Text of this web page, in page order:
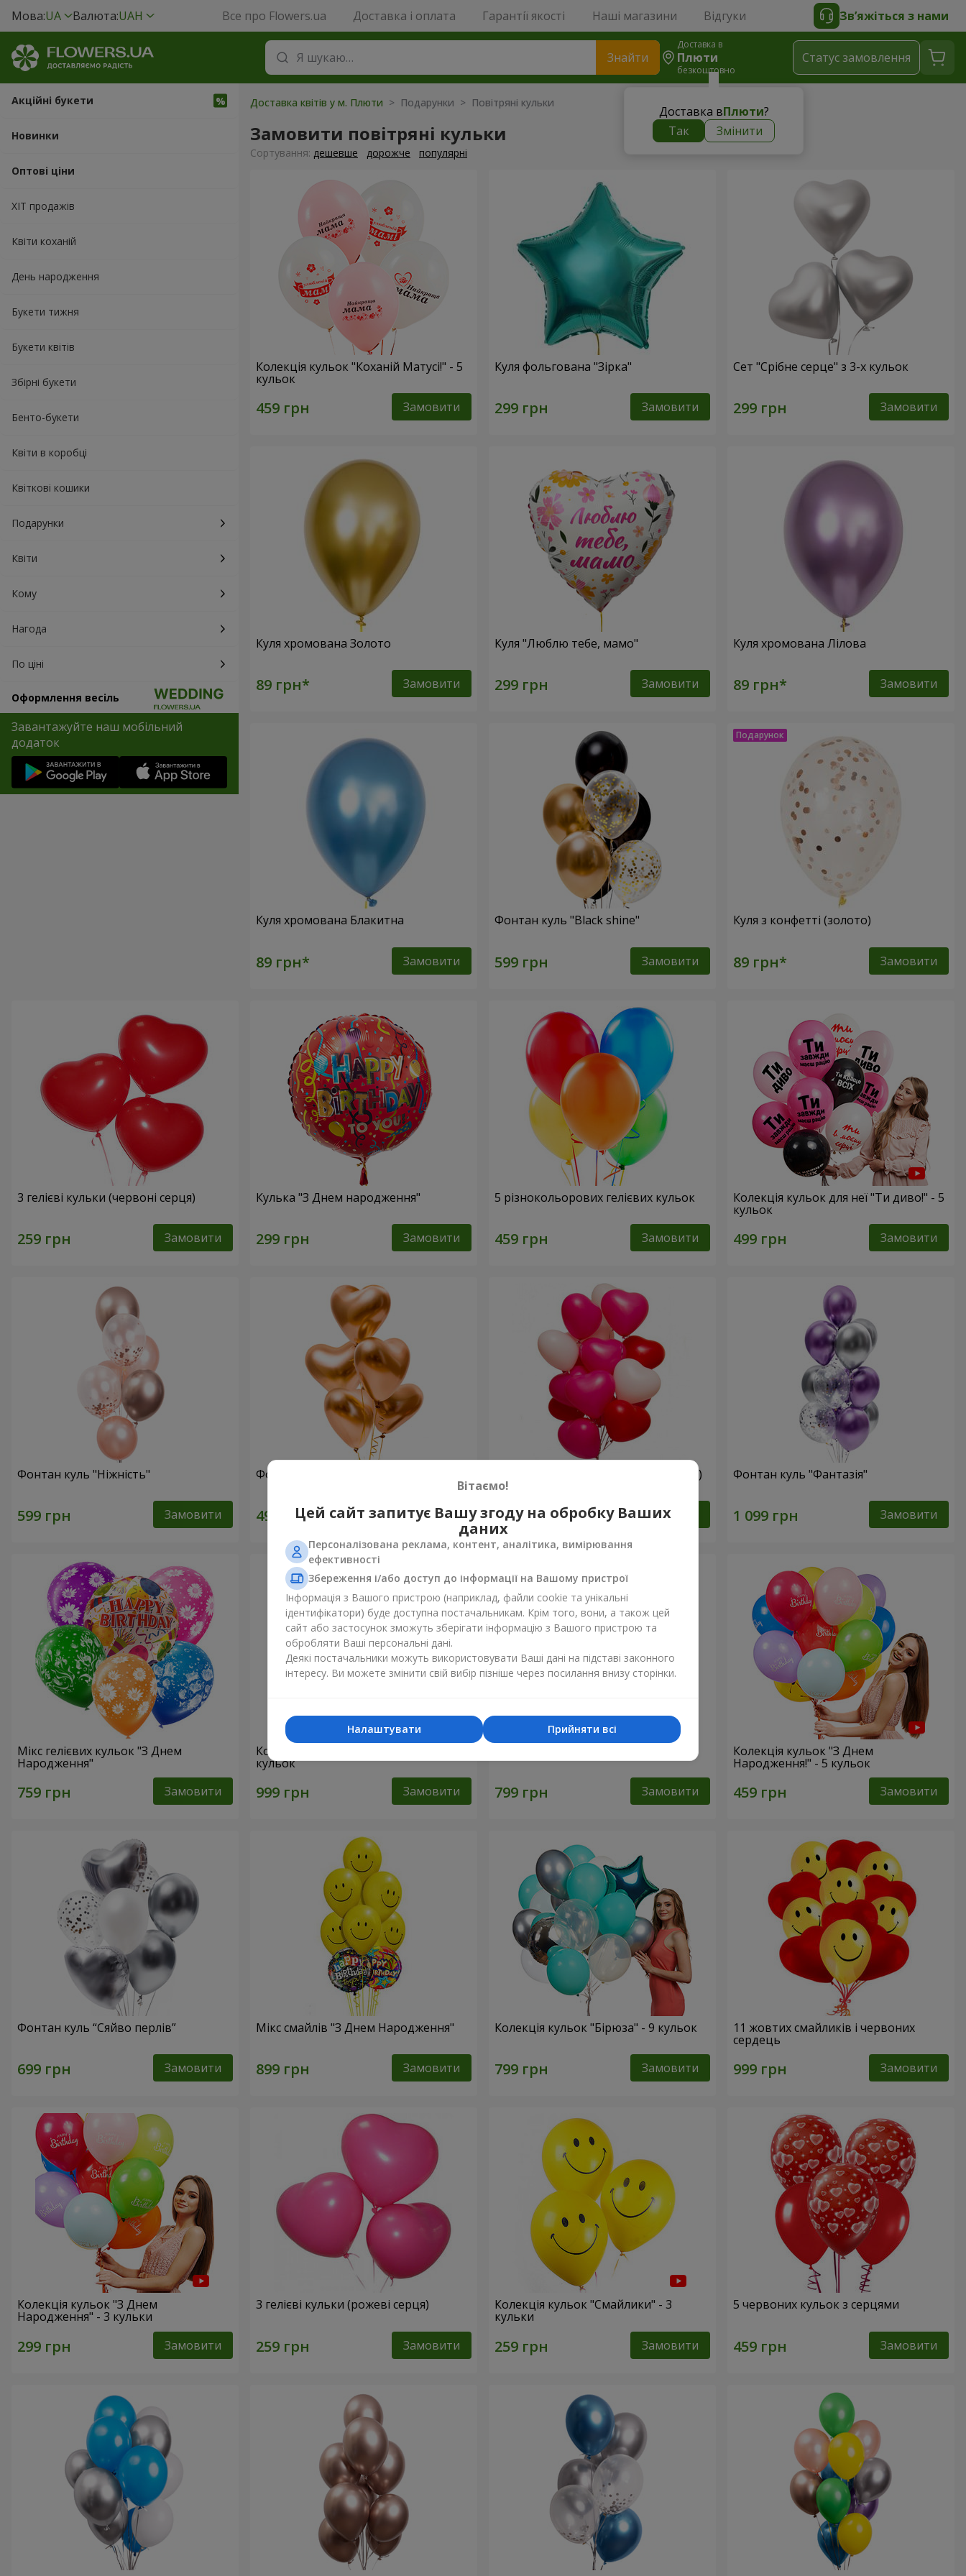
Мова:UA Валюта:UAH Все про Flowers.ua Доставка і оплата Гарантії якості Наші магазини Відгуки Зв’яжіться з нами
Знайти
Доставка в
Плюти
безкоштовно
Доставка вПлюти?
Так
Змінити
Статус замовлення
Акційні букети
Новинки
Оптові ціни
ХІТ продажів
Квіти коханій
День народження
Букети тижня
Букети квітів
Збірні букети
Бенто-букети
Квіти в коробці
Квіткові кошики
Подарунки
Квіти
Кому
Нагода
По ціні
Оформлення весіль
Завантажуйте наш мобільний
додаток
Доставка квітів у м. Плюти > Подарунки > Повітряні кульки
Замовити повітряні кульки
Сортування: дешевше дорожче популярні
Колекція кульок "Коханій Матусі!" - 5
кульок
Замовити
Куля фольгована "Зірка"
Замовити
Сет "Срібне серце" з 3-х кульок
Замовити
Куля хромована Золото
Замовити
Куля "Люблю тебе, мамо"
Замовити
Куля хромована Лілова
Замовити
Куля хромована Блакитна
Замовити
Фонтан куль "Black shine"
Замовити
Куля з конфетті (золото)
Замовити
3 гелієві кульки (червоні серця)
Замовити
Кулька "З Днем народження"
Замовити
5 різнокольорових гелієвих кульок
Замовити
Колекція кульок для неї "Ти диво!" - 5
кульок
Замовити
Фонтан куль "Ніжність"
Замовити
Фонтан куль “Golden hearts”
Замовити
15 гелієвих кульок (у формі сердець)
Замовити
Фонтан куль "Фантазія"
Замовити
Мікс гелієвих кульок "З Днем
Народження"
Замовити
Колекція кульок "Фламінго" - 9
кульок
Замовити
Замовити
Колекція кульок "З Днем
Народження!" - 5 кульок
Замовити
Фонтан куль “Сяйво перлів”
Замовити
Мікс смайлів "З Днем Народження"
Замовити
Колекція кульок "Бірюза" - 9 кульок
Замовити
11 жовтих смайликів і червоних
сердець
Замовити
Колекція кульок "З Днем
Народження" - 3 кульки
Замовити
3 гелієві кульки (рожеві серця)
Замовити
Колекція кульок "Смайлики" - 3
кульки
Замовити
5 червоних кульок з серцями
Замовити
Вітаємо!
Цей сайт запитує Вашу згоду на обробку Ваших
даних
Персоналізована реклама, контент, аналітика, вимірювання
ефективності
Збереження і/або доступ до інформації на Вашому пристрої
Інформація з Вашого пристрою (наприклад, файли cookie та унікальні
ідентифікатори) буде доступна постачальникам. Крім того, вони, а також цей
сайт або застосунок зможуть зберігати інформацію з Вашого пристрою та
обробляти Ваші персональні дані.
Деякі постачальники можуть використовувати Ваші дані на підставі законного
інтересу. Ви можете змінити свій вибір пізніше через посилання внизу сторінки.
Прийняти всі
Налаштувати